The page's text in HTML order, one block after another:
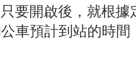
要開啟後，就根
車預計到站的時